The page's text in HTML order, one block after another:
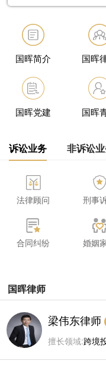
国晖简介 国晖
国晖党建 国晖
诉讼业务 非诉讼
法律顾问 刑事
合同纠纷 婚姻
国晖律师
梁伟东律师
擅长领域:跨境